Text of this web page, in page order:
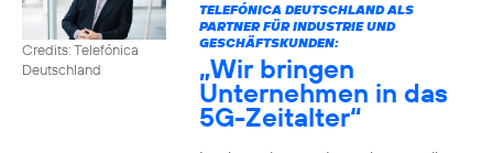
Credits: Telefónica
Deutschland
TELEFÓNICA DEUTSCHLAND ALS
PARTNER FÜR INDUSTRIE UND
GESCHÄFTSKUNDEN:
„Wir bringen
Unternehmen in das
5G-Zeitalter“